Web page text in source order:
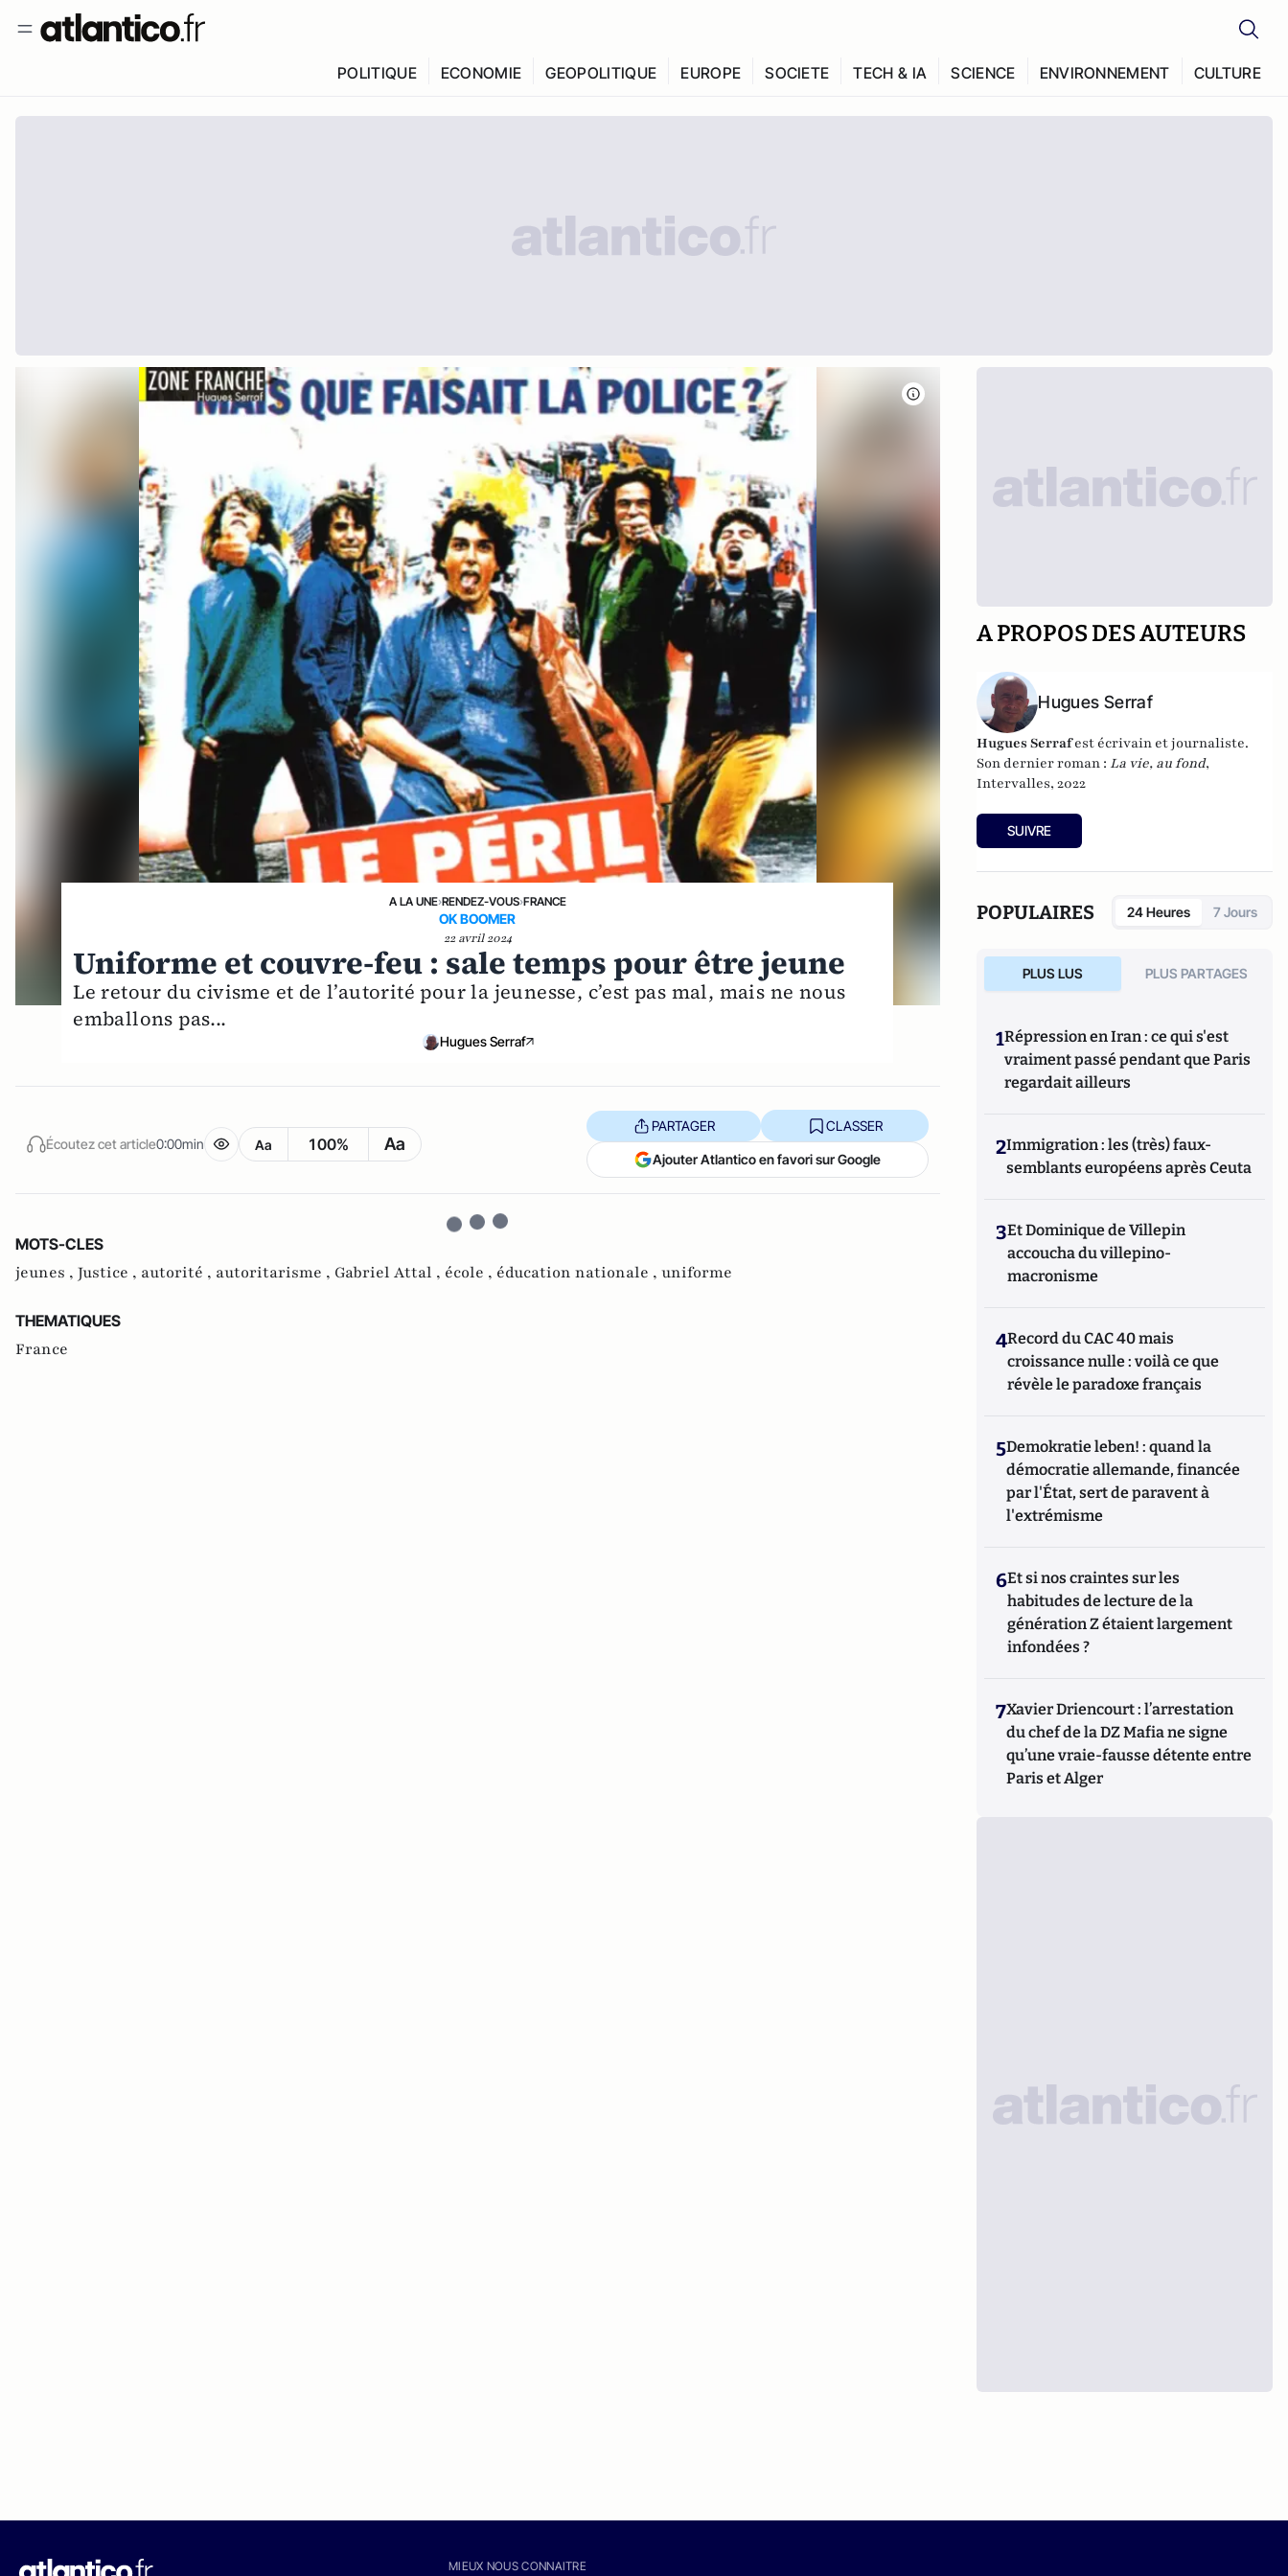
POLITIQUE ECONOMIE GEOPOLITIQUE EUROPE SOCIETE TECH & IA SCIENCE ENVIRONNEMENT CULTURE
A LA UNE›RENDEZ-VOUS›FRANCE
OK BOOMER
22 avril 2024
Uniforme et couvre-feu : sale temps pour être jeune
Le retour du civisme et de l’autorité pour la jeunesse, c’est pas mal, mais ne nous
emballons pas...
Hugues Serraf
Écoutez cet article0:00min Aa 100% Aa
PARTAGER CLASSER
Ajouter Atlantico en favori sur Google
MOTS-CLES
jeunes , Justice , autorité , autoritarisme , Gabriel Attal , école , éducation nationale , uniforme
THEMATIQUES
France
A PROPOS DES AUTEURS
Hugues Serraf
Hugues Serrafest écrivain et journaliste.
Son dernier roman : La vie, au fond,
Intervalles, 2022
SUIVRE
POPULAIRES 24 Heures 7 Jours
PLUS LUS PLUS PARTAGES
1Répression en Iran : ce qui s'est
vraiment passé pendant que Paris
regardait ailleurs
2Immigration : les (très) faux-
semblants européens après Ceuta
3Et Dominique de Villepin
accoucha du villepino-
macronisme
4Record du CAC 40 mais
croissance nulle : voilà ce que
révèle le paradoxe français
5Demokratie leben! : quand la
démocratie allemande, financée
par l'État, sert de paravent à
l'extrémisme
6Et si nos craintes sur les
habitudes de lecture de la
génération Z étaient largement
infondées ?
7Xavier Driencourt : l’arrestation
du chef de la DZ Mafia ne signe
qu’une vraie-fausse détente entre
Paris et Alger
MIEUX NOUS CONNAITRE